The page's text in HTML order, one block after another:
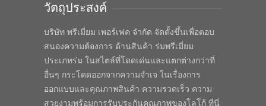
วัตถุประสงค์
บริษัท พรีเมี่ยม เพอร์เฟค จำกัด จัดตั้งขึ้นเพื่อตอบ
สนองความต้องการ ด้านสินค้า ร่มพรีเมี่ยม
ประเภทร่ม ในสไตล์ที่โดดเด่นและแตกต่างกว่าที่
อื่นๆ กระโดดออกจากความจำเจ ในเรื่องการ
ออกแบบและคุณภาพสินค้า ความรวดเร็ว ความ
สวยงามพร้อมการรับประกันคุณภาพของโลโก้ ที่นี่